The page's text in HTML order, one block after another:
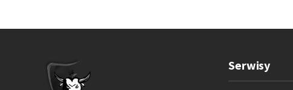
Serwisy